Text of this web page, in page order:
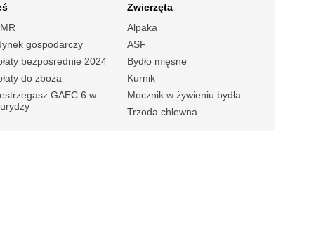
gospodarczy
bezpośrednie 2024
do zboża
GAEC 6 w
Zwierzęta
Alpaka
ASF
Bydło mięsne
Kurnik
Mocznik w żywieniu bydła
Trzoda chlewna